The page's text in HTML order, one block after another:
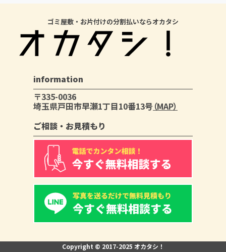
ゴミ屋敷・お片付けの分割払いならオカタシ
information
〒335-0036
埼玉県戸田市早瀬1丁目10番13号（MAP）
ご相談・お見積もり
Copyright © 2017-2025 オカタシ！